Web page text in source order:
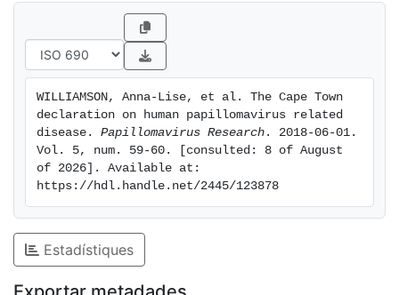
WILLIAMSON, Anna-Lise, et al. The Cape Town
declaration on human papillomavirus related
disease. Papillomavirus Research . 2018-06-01.
Vol. 5, num. 59-60. [consulted: 8 of August
of 2026]. Available at:
https://hdl.handle.net/2445/123878
Estadístiques